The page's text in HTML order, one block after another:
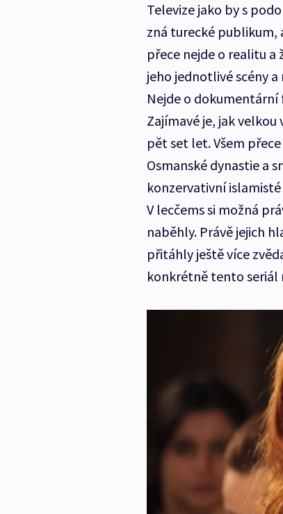
Televize jako by s
zná turecké publikum,
přece nejde o realitu
jeho jednotlivé scény
Nejde o
Zajímavé je, jak
pět set let. Všem
Osmanské dynastie a
konzervativní
V lecčems si možná
naběhly. Právě jejich
přitáhly ještě více
konkrétně tento seriál